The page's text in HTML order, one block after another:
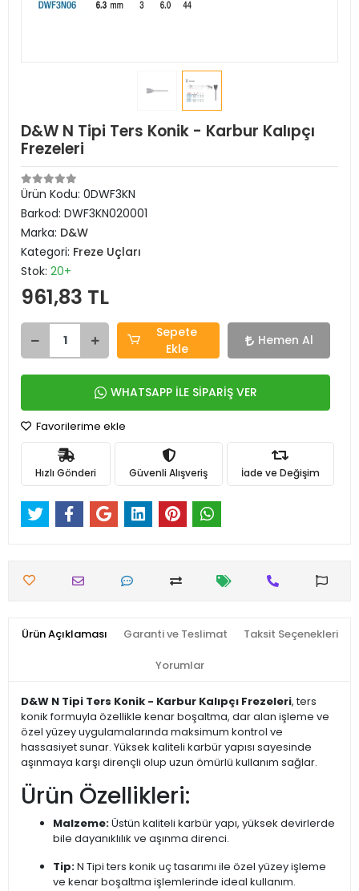
D&W N Tipi Ters Konik - Karbur Kalıpçı
Frezeleri
Ürün Kodu: 0DWF3KN
Barkod: DWF3KN020001
Marka: D&W
Kategori: Freze Uçları
Stok: 20+
961,83 TL
Sepete
Ekle
Hemen Al
WHATSAPP İLE SİPARİŞ VER
Favorilerime ekle
Hızlı Gönderi Güvenli Alışveriş İade ve Değişim
Ürün Açıklaması Garanti ve Teslimat Taksit Seçenekleri
Yorumlar
D&W N Tipi Ters Konik - Karbur Kalıpçı Frezeleri, ters
konik formuyla özellikle kenar boşaltma, dar alan işleme ve
özel yüzey uygulamalarında maksimum kontrol ve
hassasiyet sunar. Yüksek kaliteli karbür yapısı sayesinde
aşınmaya karşı dirençli olup uzun ömürlü kullanım sağlar.
Ürün Özellikleri:
Malzeme:Üstün kaliteli karbür yapı, yüksek devirlerde
bile dayanıklılık ve aşınma direnci.
Tip:N Tipi ters konik uç tasarımı ile özel yüzey işleme
ve kenar boşaltma işlemlerinde ideal kullanım.